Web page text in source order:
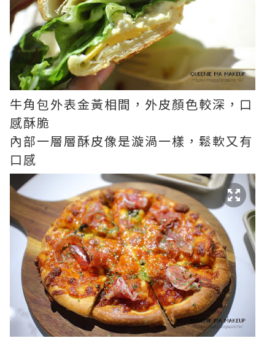
牛角包外表金黃相間，外皮顏色較深，口
感酥脆
內部一層層酥皮像是漩渦一樣，鬆軟又有
口感